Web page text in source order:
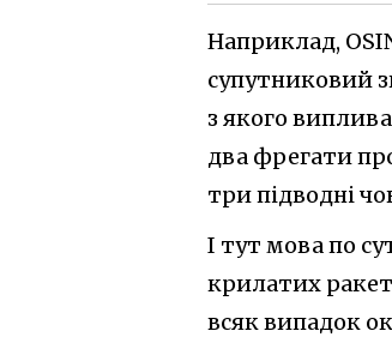
Наприклад,
супутниковий
з якого
два фрегати
три підводні
І тут мова по
крилатих
всяк випадок